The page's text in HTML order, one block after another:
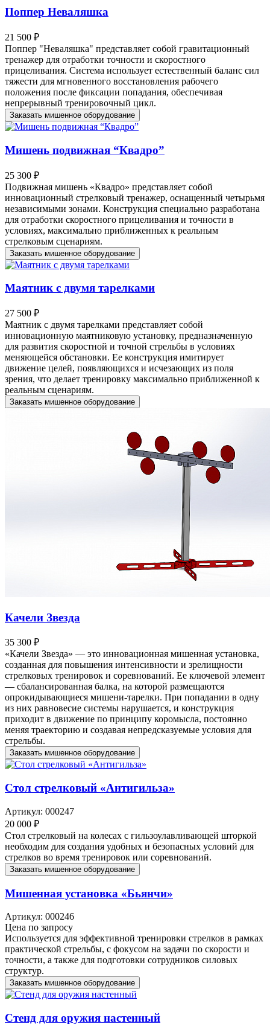
Поппер Неваляшка
21 500 ₽
Поппер "Неваляшка" представляет собой гравитационный
тренажер для отработки точности и скоростного
прицеливания. Система использует естественный баланс сил
тяжести для мгновенного восстановления рабочего
положения после фиксации попадания, обеспечивая
непрерывный тренировочный цикл.
Заказать мишенное оборудование
Мишень подвижная “Квадро”
25 300 ₽
Подвижная мишень «Квадро» представляет собой
инновационный стрелковый тренажер, оснащенный четырьмя
независимыми зонами. Конструкция специально разработана
для отработки скоростного прицеливания и точности в
условиях, максимально приближенных к реальным
стрелковым сценариям.
Заказать мишенное оборудование
Маятник с двумя тарелками
27 500 ₽
Маятник с двумя тарелками представляет собой
инновационную маятниковую установку, предназначенную
для развития скоростной и точной стрельбы в условиях
меняющейся обстановки. Ее конструкция имитирует
движение целей, появляющихся и исчезающих из поля
зрения, что делает тренировку максимально приближенной к
реальным сценариям.
Заказать мишенное оборудование
Качели Звезда
35 300 ₽
«Качели Звезда» — это инновационная мишенная установка,
созданная для повышения интенсивности и зрелищности
стрелковых тренировок и соревнований. Ее ключевой элемент
— сбалансированная балка, на которой размещаются
опрокидывающиеся мишени-тарелки. При попадании в одну
из них равновесие системы нарушается, и конструкция
приходит в движение по принципу коромысла, постоянно
меняя траекторию и создавая непредсказуемые условия для
стрельбы.
Заказать мишенное оборудование
Стол стрелковый «Антигильза»
Артикул: 000247
20 000 ₽
Стол стрелковый на колесах с гильзоулавливающей шторкой
необходим для создания удобных и безопасных условий для
стрелков во время тренировок или соревнований.
Заказать мишенное оборудование
Мишенная установка «Бьянчи»
Артикул: 000246
Цена по запросу
Используется для эффективной тренировки стрелков в рамках
практической стрельбы, с фокусом на задачи по скорости и
точности, а также для подготовки сотрудников силовых
структур.
Заказать мишенное оборудование
Стенд для оружия настенный